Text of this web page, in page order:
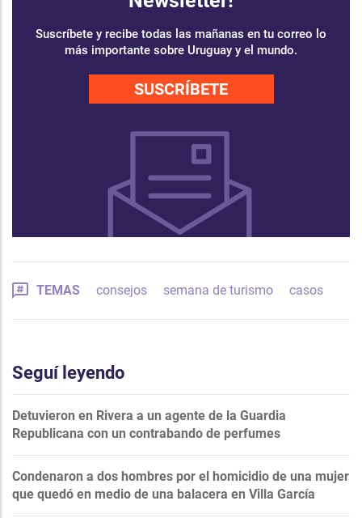
Suscríbete y recibe todas las mañanas en tu correo lo
más importante sobre Uruguay y el mundo.
SUSCRÍBETE
TEMAS consejos semana de turismo casos
Seguí leyendo
Detuvieron en Rivera a un agente de la Guardia
Republicana con un contrabando de perfumes
Condenaron a dos hombres por el homicidio de una mujer
que quedó en medio de una balacera en Villa García